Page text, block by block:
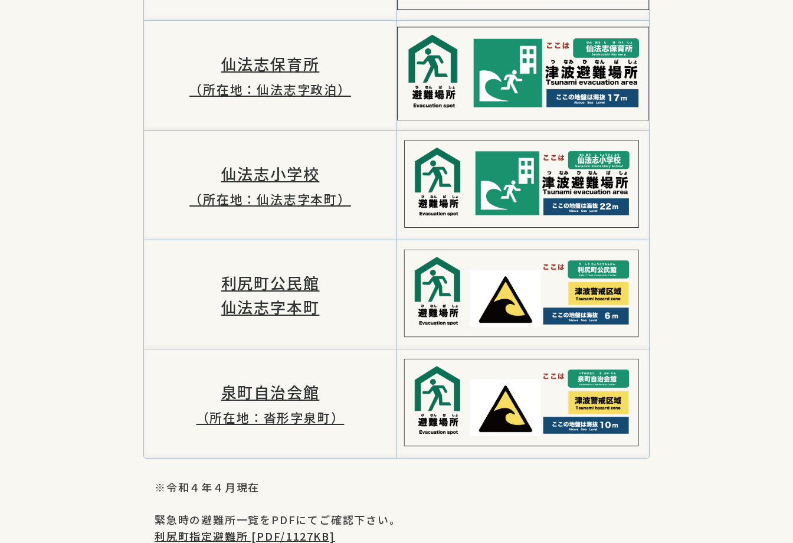
仙法志保育所
（所在地：仙法志字政泊）
仙法志小学校
（所在地：仙法志字本町）
利尻町公民館
仙法志字本町
泉町自治会館
（所在地：沓形字泉町）
※令和４年４月現在
緊急時の避難所一覧をPDFにてご確認下さい。
利尻町指定避難所 [PDF/1127KB]